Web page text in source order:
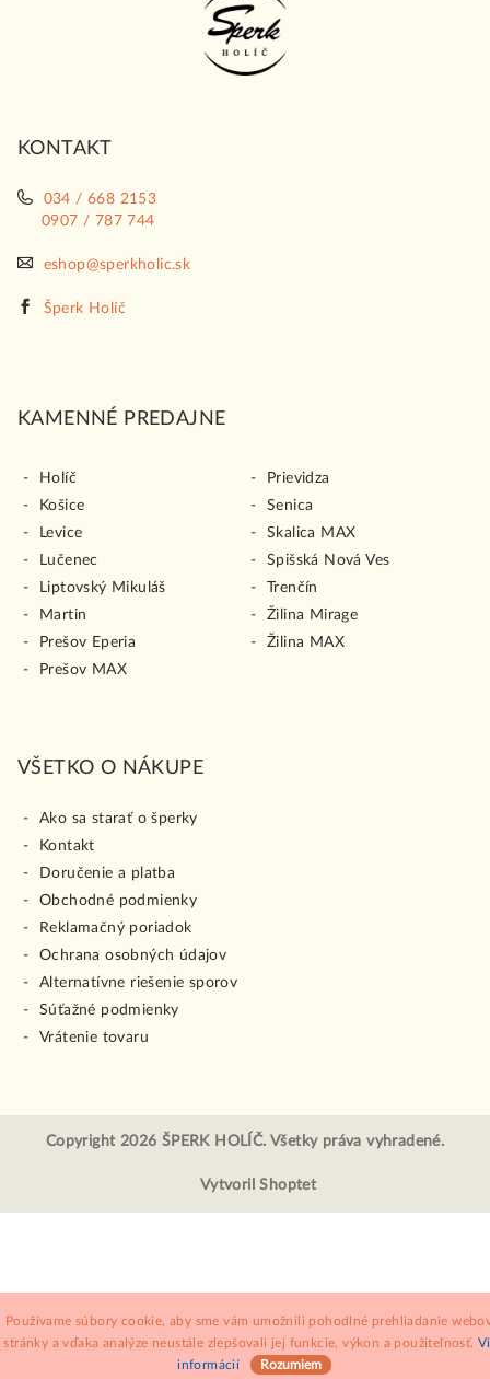
Používame súbory cookie, aby sme vám umožnili pohodlné prehliadanie
stránky a vďaka analýze neustále zlepšovali jej funkcie, výkon a použiteľnosť.
informácií
Rozumiem
KONTAKT
034 / 668 2153
0907 / 787 744
eshop@sperkholic.sk
Šperk Holíč
KAMENNÉ PREDAJNE
Holíč
Košice
Levice
Lučenec
Liptovský Mikuláš
Martin
Prešov Eperia
Prešov MAX
Prievidza
Senica
Skalica MAX
Spišská Nová Ves
Trenčín
Žilina Mirage
Žilina MAX
VŠETKO O NÁKUPE
Ako sa starať o šperky
Kontakt
Doručenie a platba
Obchodné podmienky
Reklamačný poriadok
Ochrana osobných údajov
Alternatívne riešenie sporov
Súťažné podmienky
Vrátenie tovaru
Copyright 2026 ŠPERK HOLÍČ. Všetky práva vyhradené.
Vytvoril Shoptet